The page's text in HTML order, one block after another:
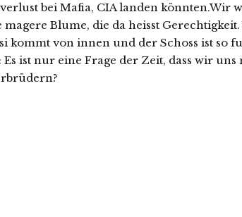
bei Mafia, CIA landen könnten.Wir
Blume, die da heisst Gerechtigkeit.
kommt von innen und der Schoss ist so
ist nur eine Frage der Zeit, dass wir uns